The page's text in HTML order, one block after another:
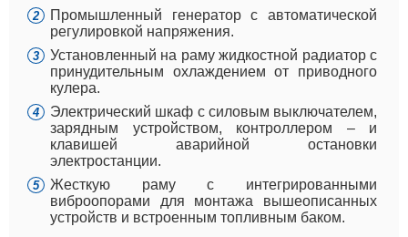
Промышленный генератор с автоматической
регулировкой напряжения.
Установленный на раму жидкостной радиатор с
принудительным охлаждением от приводного
кулера.
Электрический шкаф с силовым выключателем,
зарядным устройством, контроллером – и
клавишей аварийной остановки
электростанции.
Жесткую раму с интегрированными
виброопорами для монтажа вышеописанных
устройств и встроенным топливным баком.